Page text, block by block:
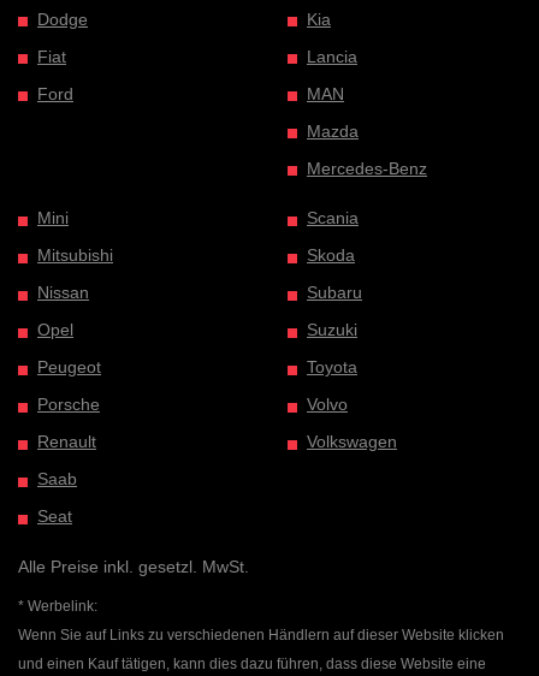
Dodge
Fiat
Ford
Kia
Lancia
MAN
Mazda
Mercedes-Benz
Mini
Mitsubishi
Nissan
Opel
Peugeot
Porsche
Renault
Saab
Seat
Scania
Skoda
Subaru
Suzuki
Toyota
Volvo
Volkswagen
Alle Preise inkl. gesetzl. MwSt.
* Werbelink:
Wenn Sie auf Links zu verschiedenen Händlern auf dieser Website klicken
und einen Kauf tätigen, kann dies dazu führen, dass diese Website eine